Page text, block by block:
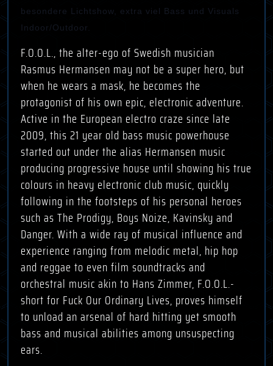
besondere Lichtshow, extra viel Bass und Visuals
Indoor/Outdoor
F.O.O.L., the alter-ego of Swedish musician
Rasmus Hermansen may not be a super hero, but
when he wears a mask, he becomes the
protagonist of his own epic, electronic adventure.
Active in the European electro craze since late
2009, this 21 year old bass music powerhouse
started out under the alias Hermansen music
producing progressive house until showing his true
colours in heavy electronic club music, quickly
following in the footsteps of his personal heroes
such as The Prodigy, Boys Noize, Kavinsky and
Danger. With a wide ray of musical influence and
experience ranging from melodic metal, hip hop
and reggae to even film soundtracks and
orchestral music akin to Hans Zimmer, F.O.O.L.-
short for Fuck Our Ordinary Lives, proves himself
to unload an arsenal of hard hitting yet smooth
bass and musical abilities among unsuspecting
ears.